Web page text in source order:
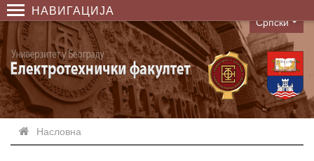
НАВИГАЦИЈА
Language
Српски
Насловна